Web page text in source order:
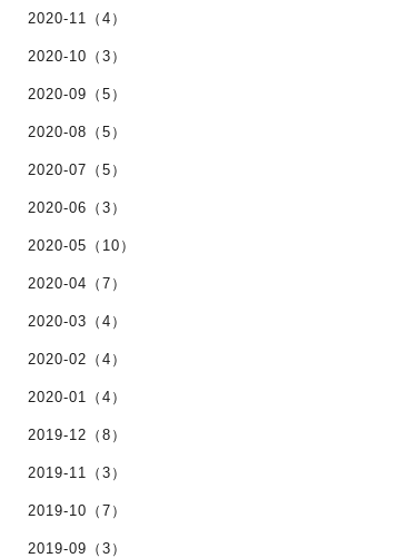
2020-11（4）
2020-10（3）
2020-09（5）
2020-08（5）
2020-07（5）
2020-06（3）
2020-05（10）
2020-04（7）
2020-03（4）
2020-02（4）
2020-01（4）
2019-12（8）
2019-11（3）
2019-10（7）
2019-09（3）